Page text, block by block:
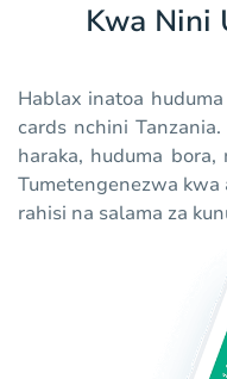
Kwa Nini
Hablax inatoa
cards nchini
haraka, huduma
Tumetengenezwa
rahisi na salama za